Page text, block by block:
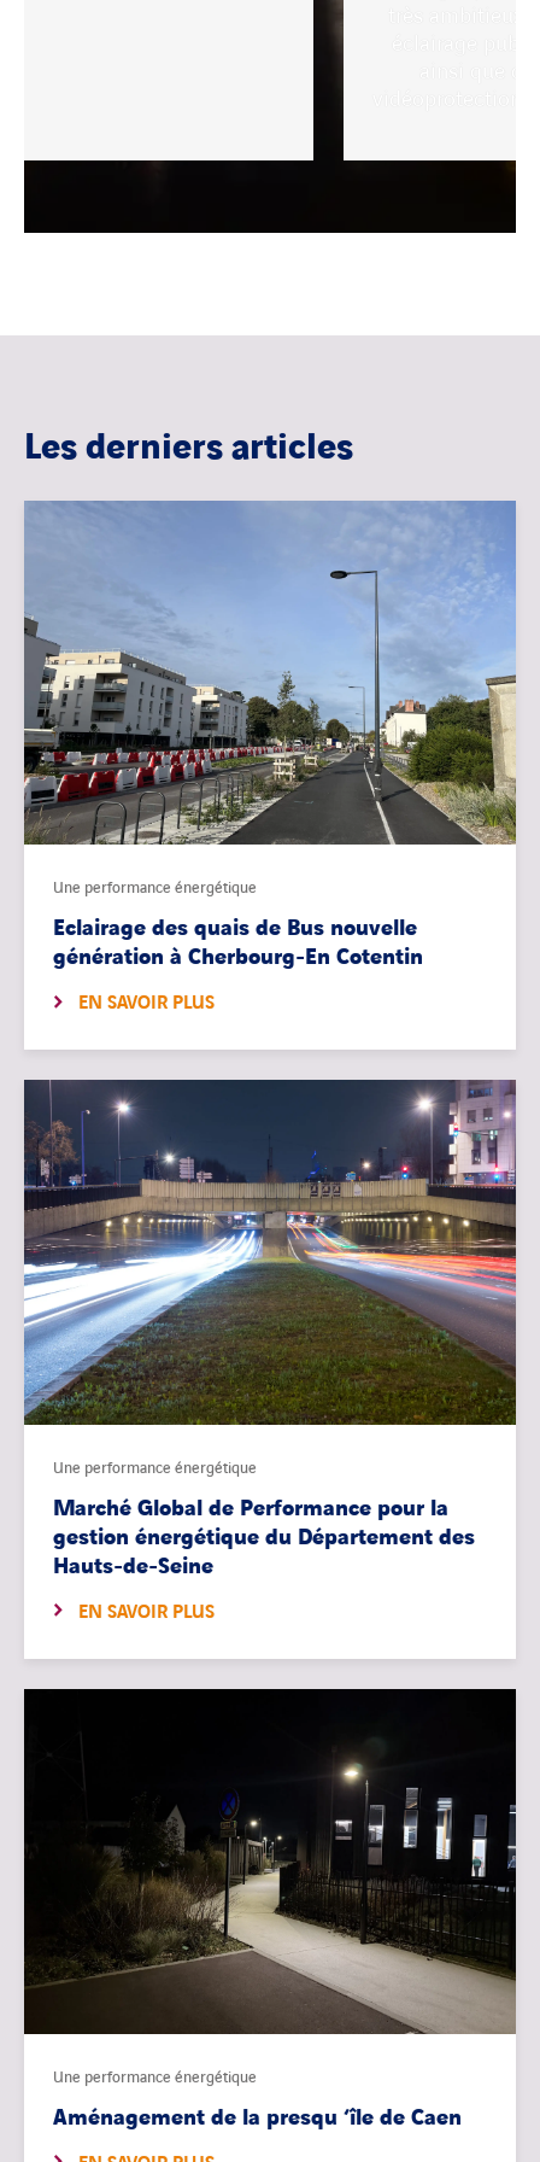
Les derniers articles
Une performance énergétique
Eclairage des quais de Bus nouvelle
génération à Cherbourg-En Cotentin
EN SAVOIR PLUS
Une performance énergétique
Marché Global de Performance pour la
gestion énergétique du Département des
Hauts-de-Seine
EN SAVOIR PLUS
Une performance énergétique
Aménagement de la presqu ‘île de Caen